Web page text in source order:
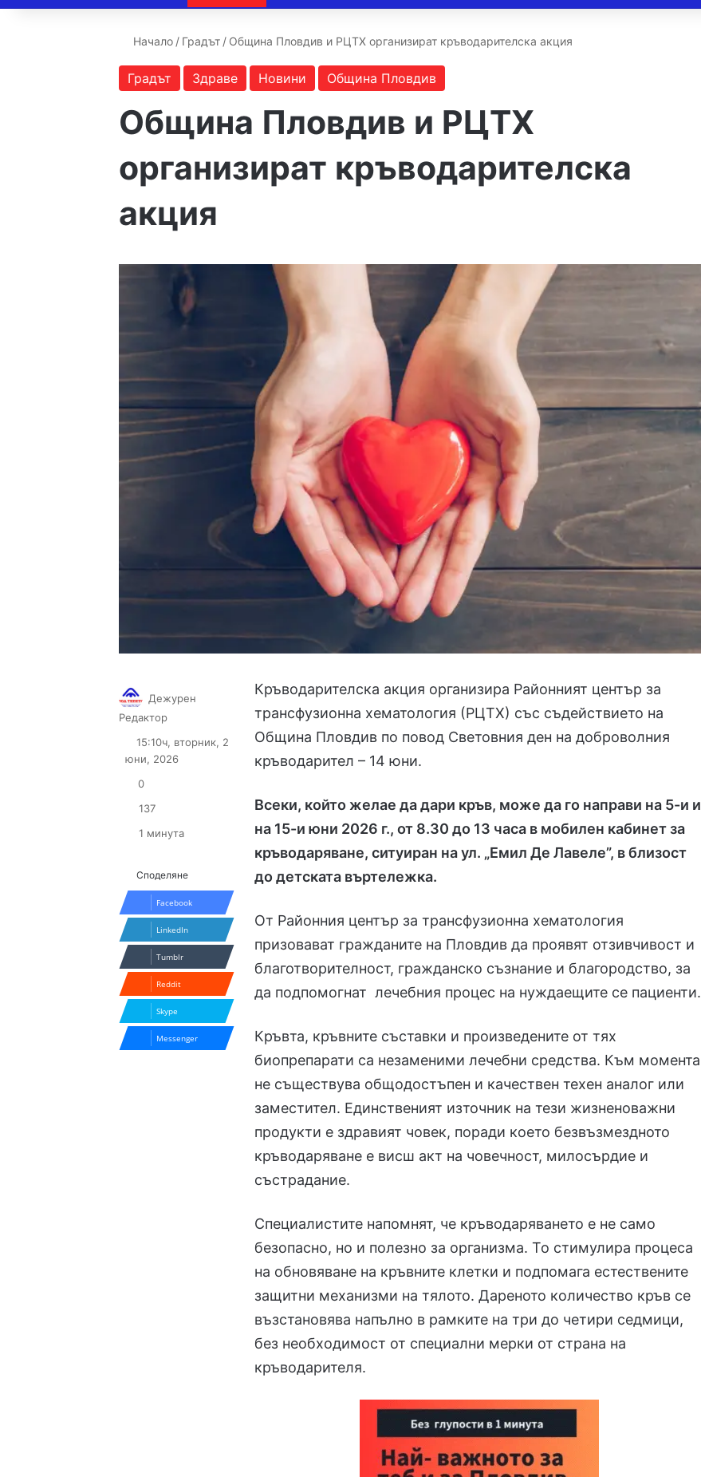
Начало / Градът / Община Пловдив и РЦТХ организират кръводарителска акция
Градът Здраве Новини Община Пловдив
Община Пловдив и РЦТХ
организират кръводарителска
акция
Кръводарителска акция организира Районният център за
трансфузионна хематология (РЦТХ) със съдействието на
Община Пловдив по повод Световния ден на доброволния
кръводарител – 14 юни.
Всеки, който желае да дари кръв, може да го направи на 5-и и
на 15-и юни 2026 г., от 8.30 до 13 часа в мобилен кабинет за
кръводаряване, ситуиран на ул. „Емил Де Лавеле”, в близост
до детската въртележка.
От Районния център за трансфузионна хематология
призовават гражданите на Пловдив да проявят отзивчивост и
благотворителност, гражданско съзнание и благородство, за
да подпомогнат лечебния процес на нуждаещите се пациенти.
Кръвта, кръвните съставки и произведените от тях
биопрепарати са незаменими лечебни средства. Към момента
не съществува общодостъпен и качествен техен аналог или
заместител. Единственият източник на тези жизненоважни
продукти е здравият човек, поради което безвъзмездното
кръводаряване е висш акт на човечност, милосърдие и
състрадание.
Специалистите напомнят, че кръводаряването е не само
безопасно, но и полезно за организма. То стимулира процеса
на обновяване на кръвните клетки и подпомага естествените
защитни механизми на тялото. Дареното количество кръв се
възстановява напълно в рамките на три до четири седмици,
без необходимост от специални мерки от страна на
кръводарителя.
Дежурен
Редактор
X email
15:10ч, вторник, 2
юни, 2026
0
137
1 минута
Споделяне
Facebook
LinkedIn
Tumblr
Reddit
Skype
Messenger